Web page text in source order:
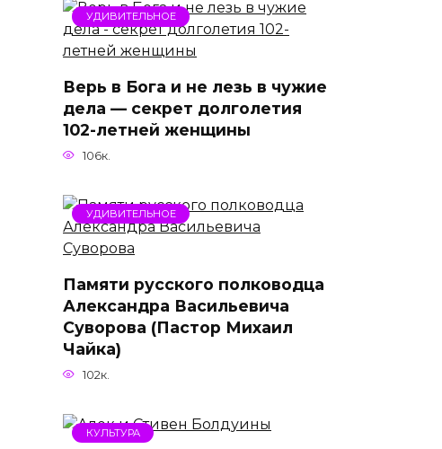
УДИВИТЕЛЬНОЕ
Верь в Бога и не лезь в чужие
дела — секрет долголетия
102-летней женщины
106к.
УДИВИТЕЛЬНОЕ
Памяти русского полководца
Александра Васильевича
Суворова (Пастор Михаил
Чайка)
102к.
КУЛЬТУРА